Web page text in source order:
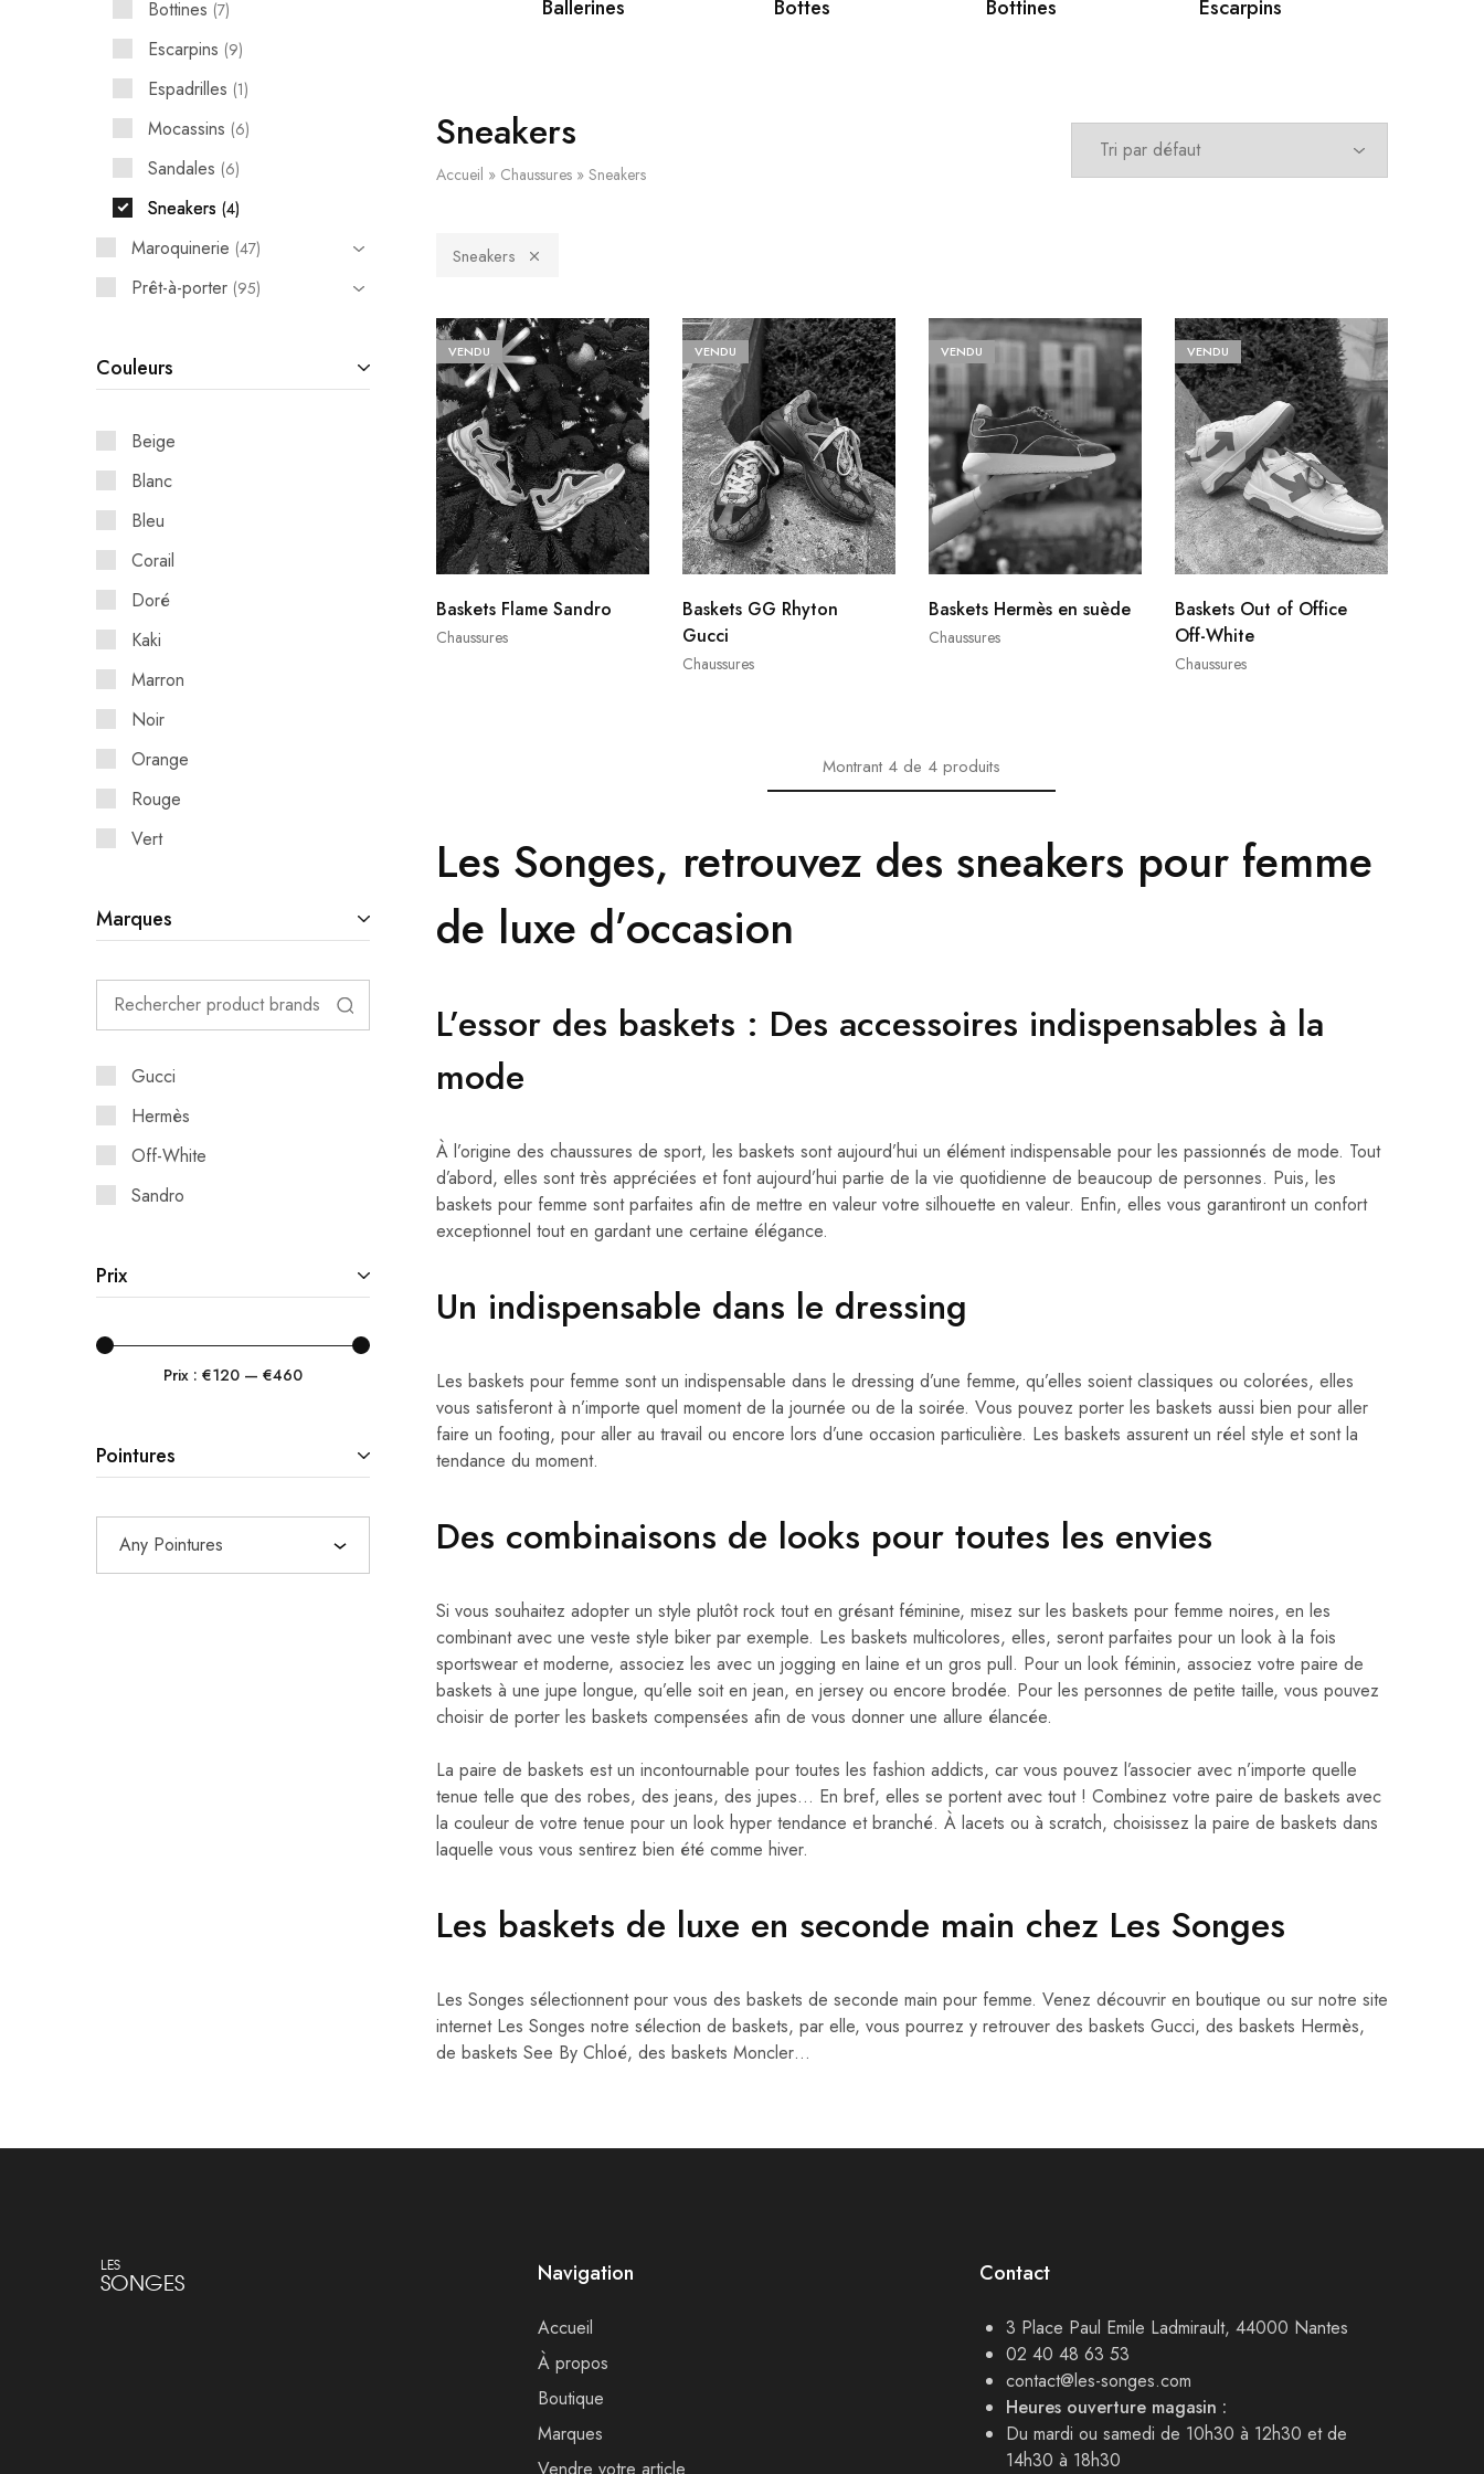
Ballerines Bottes Bottines Escarpins
Sneakers
Accueil » Chaussures» Sneakers
Sneakers
VENDU
Chaussures
Baskets Flame Sandro
VENDU
Chaussures
Baskets GG Rhyton
Gucci
VENDU
Chaussures
Baskets Hermès en suède
VENDU
Chaussures
Baskets Out of Office
Off-White
Montrant 4de 4produits
Les Songes, retrouvez des sneakers pour femme
de luxe d’occasion
L’essor des baskets : Des accessoires indispensables à la
mode
À l’origine des chaussures de sport, les baskets sont aujourd’hui un élément indispensable pour les passionnés de mode. Tout
d’abord, elles sont très appréciées et font aujourd’hui partie de la vie quotidienne de beaucoup de personnes. Puis, les
baskets pour femme sont parfaites afin de mettre en valeur votre silhouette en valeur. Enfin, elles vous garantiront un confort
exceptionnel tout en gardant une certaine élégance.
Un indispensable dans le dressing
Les baskets pour femme sont un indispensable dans le dressing d’une femme, qu’elles soient classiques ou colorées, elles
vous satisferont à n’importe quel moment de la journée ou de la soirée. Vous pouvez porter les baskets aussi bien pour aller
faire un footing, pour aller au travail ou encore lors d’une occasion particulière. Les baskets assurent un réel style et sont la
tendance du moment.
Des combinaisons de looks pour toutes les envies
Si vous souhaitez adopter un style plutôt rock tout en grésant féminine, misez sur les baskets pour femme noires, en les
combinant avec une veste style biker par exemple. Les baskets multicolores, elles, seront parfaites pour un look à la fois
sportswear et moderne, associez les avec un jogging en laine et un gros pull. Pour un look féminin, associez votre paire de
baskets à une jupe longue, qu’elle soit en jean, en jersey ou encore brodée. Pour les personnes de petite taille, vous pouvez
choisir de porter les baskets compensées afin de vous donner une allure élancée.
La paire de baskets est un incontournable pour toutes les fashion addicts, car vous pouvez l’associer avec n’importe quelle
tenue telle que des robes, des jeans, des jupes… En bref, elles se portent avec tout ! Combinez votre paire de baskets avec
la couleur de votre tenue pour un look hyper tendance et branché. À lacets ou à scratch, choisissez la paire de baskets dans
laquelle vous vous sentirez bien été comme hiver.
Les baskets de luxe en seconde main chez Les Songes
Les Songes sélectionnent pour vous des baskets de seconde main pour femme. Venez découvrir en boutique ou sur notre site
internet Les Songes notre sélection de baskets, par elle, vous pourrez y retrouver des baskets Gucci, des baskets Hermès,
de baskets See By Chloé, des baskets Moncler…
Bottines 7
Escarpins 9
Espadrilles 1
Mocassins 6
Sandales 6
Sneakers 4
Maroquinerie 47
Prêt-à-porter 95
Couleurs
Beige
Blanc
Bleu
Corail
Doré
Kaki
Marron
Noir
Orange
Rouge
Vert
Marques
Gucci
Hermès
Off-White
Sandro
Prix
Prix : €120— €460
Pointures
Any Pointures
SONGES
LES Navigation
Accueil
À propos
Boutique
Marques
Contact
3 Place Paul Emile Ladmirault, 44000 Nantes
02 40 48 63 53
contact@les-songes.com
Heures ouverture magasin :
Du mardi ou samedi de 10h30 à 12h30 et de
14h30 à 18h30